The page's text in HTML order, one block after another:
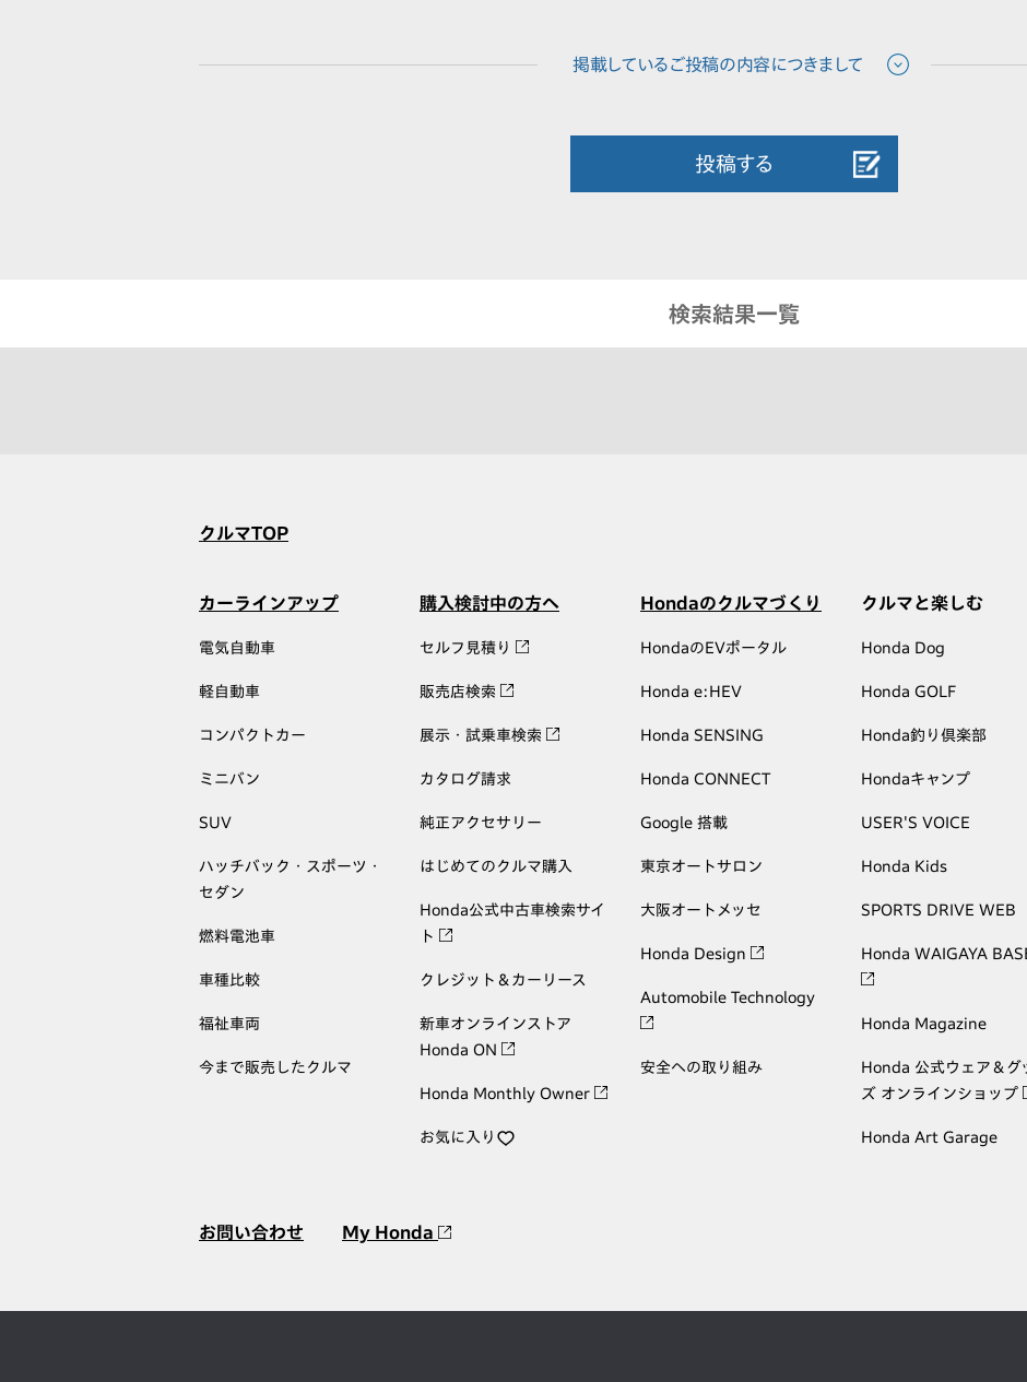
投稿する
検索結果一覧
クルマTOP
カーラインアップ
電気自動車
軽自動車
コンパクトカー
ミニバン
SUV
ハッチバック・スポーツ・
セダン
燃料電池車
車種比較
福祉車両
今まで販売したクルマ
購入検討中の方へ
セルフ見積り
販売店検索
展示・試乗車検索
カタログ請求
純正アクセサリー
はじめてのクルマ購入
Honda公式中古車検索サイ
ト
クレジット＆カーリース
新車オンラインストア
Honda ON
Honda Monthly Owner
お気に入り
Hondaのクルマづくり
HondaのEVポータル
Honda e:HEV
Honda SENSING
Honda CONNECT
Google 搭載
東京オートサロン
大阪オートメッセ
Honda Design
Automobile Technology
安全への取り組み
クルマと楽しむ
Honda Dog
Honda GOLF
Honda釣り倶楽部
Hondaキャンプ
USER'S VOICE
Honda Kids
SPORTS DRIVE WEB
Honda WAIGAYA
Honda Magazine
Honda 公式ウェア＆グ
ズ オンラインショップ
Honda Art Garage
お問い合わせ My Honda